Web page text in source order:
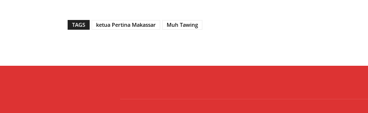
TAGS ketua Pertina Makassar Muh Tawing